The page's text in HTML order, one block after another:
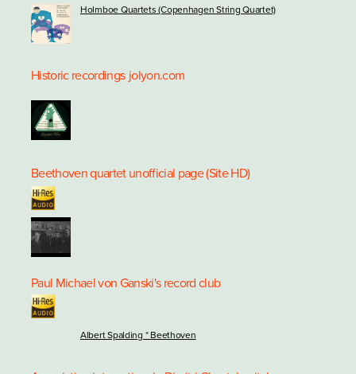
Holmboe Quartets (Copenhagen String Quartet)
Historic recordings jolyon.com
Beethoven quartet unofficial page (Site HD)
Paul Michael von Ganski's record club
Albert Spalding * Beethoven